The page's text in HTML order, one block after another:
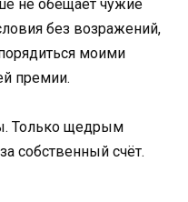
не обещает чужие
без возражений,
моими
премии.
Только щедрым
собственный счёт.